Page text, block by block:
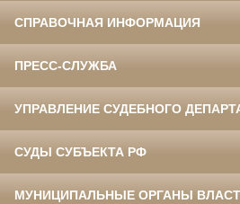
СПРАВОЧНАЯ ИНФОРМАЦИЯ
ПРЕСС-СЛУЖБА
УПРАВЛЕНИЕ СУДЕБНОГО
СУДЫ СУБЪЕКТА РФ
МУНИЦИПАЛЬНЫЕ ОРГАНЫ